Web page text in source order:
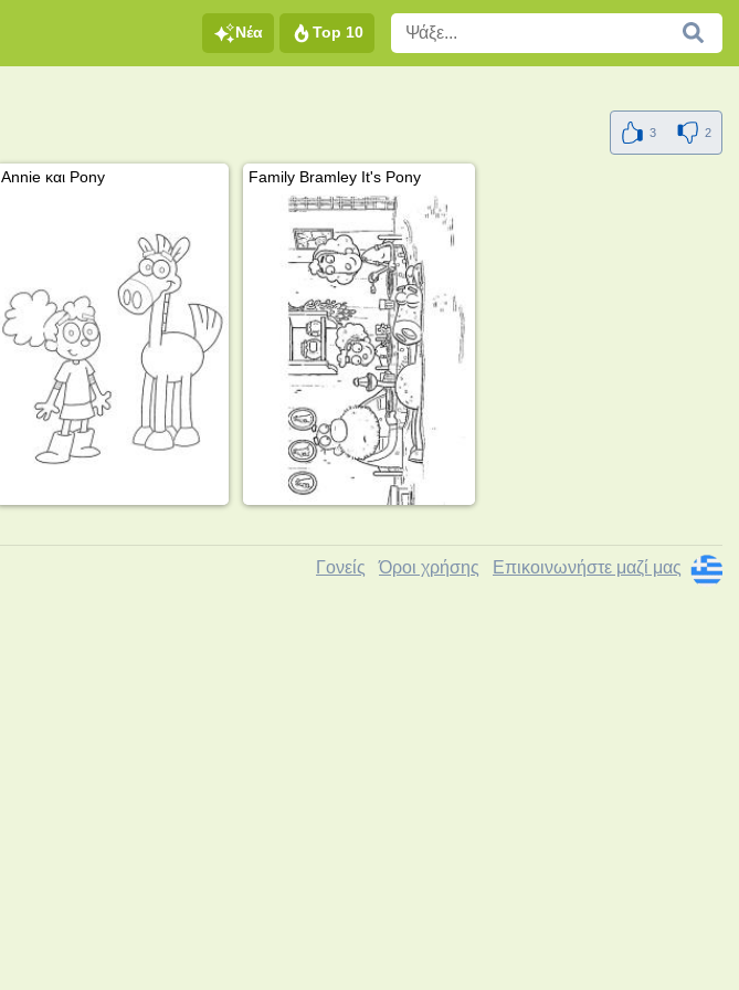
Νέα Top 10
3 2
Annie και Pony Family Bramley It's Pony
Γονείς Όροι χρήσης Επικοινωνήστε μαζί μας